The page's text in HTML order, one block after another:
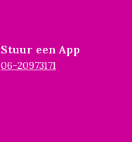
Stuur een App
06-20973171